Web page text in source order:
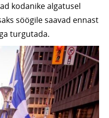
kodanike algatusel
söögile saavad ennast
turgutada.